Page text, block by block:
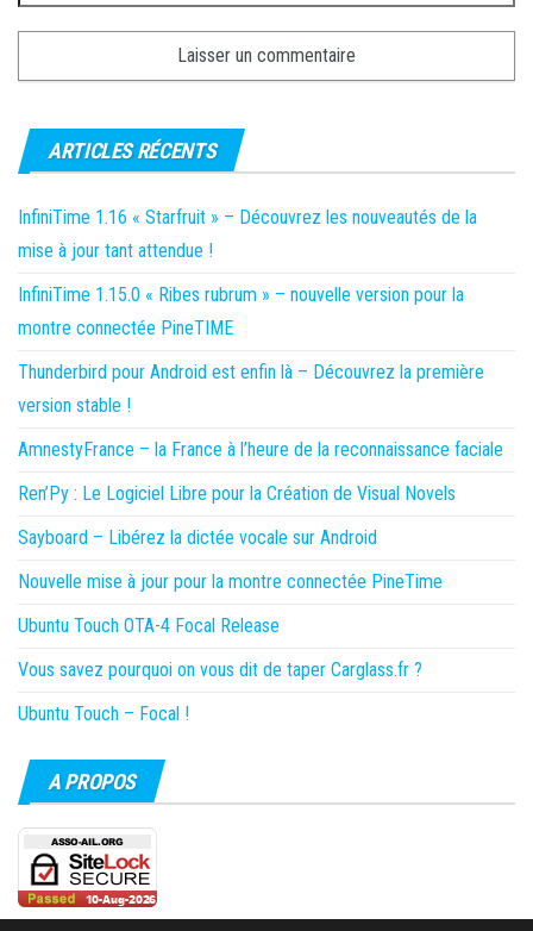
ARTICLES RÉCENTS
InfiniTime 1.16 « Starfruit » – Découvrez les nouveautés de la
mise à jour tant attendue !
InfiniTime 1.15.0 « Ribes rubrum » – nouvelle version pour la
montre connectée PineTIME
Thunderbird pour Android est enfin là – Découvrez la première
version stable !
AmnestyFrance – la France à l’heure de la reconnaissance faciale
Ren’Py : Le Logiciel Libre pour la Création de Visual Novels
Sayboard – Libérez la dictée vocale sur Android
Nouvelle mise à jour pour la montre connectée PineTime
Ubuntu Touch OTA-4 Focal Release
Vous savez pourquoi on vous dit de taper Carglass.fr ?
Ubuntu Touch – Focal !
A PROPOS